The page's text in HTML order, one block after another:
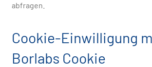
abfragen.
Cookie-Einwilligung
Borlabs Cookie